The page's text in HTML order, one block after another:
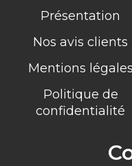
Présentation
Nos avis clients
Mentions légales
Politique de
confidentialité